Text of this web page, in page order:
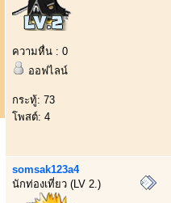
ความหื่น : 0
ออฟไลน์
กระทู้: 73
โพสต์: 4
somsak123a4
นักท่องเที่ยว (LV 2.)